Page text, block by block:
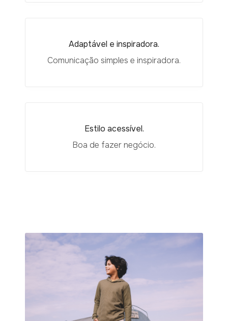
Adaptável e inspiradora.
Comunicação simples e inspiradora.
Estilo acessível.
Boa de fazer negócio.